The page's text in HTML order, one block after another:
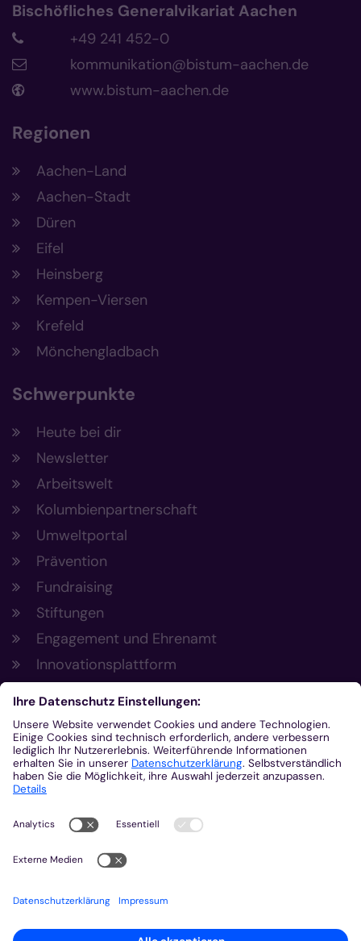
Bischöfliches Generalvikariat Aachen
+49 241 452-0
kommunikation@bistum-aachen.de
www.bistum-aachen.de
Regionen
Aachen-Land
Aachen-Stadt
Düren
Eifel
Heinsberg
Kempen-Viersen
Krefeld
Mönchengladbach
Schwerpunkte
Heute bei dir
Newsletter
Arbeitswelt
Kolumbienpartnerschaft
Umweltportal
Prävention
Fundraising
Stiftungen
Engagement und Ehrenamt
Innovationsplattform
Aus der Plattform
Nachrichten
Veranstaltungen
Gottesdienste
Stellenangebote
Kirchenzeitung
Amtsblatt (Kirchlicher Anzeiger)
Rechtsdatenbank
Meldestelle gemäß Hinweisgeberschutzgesetz